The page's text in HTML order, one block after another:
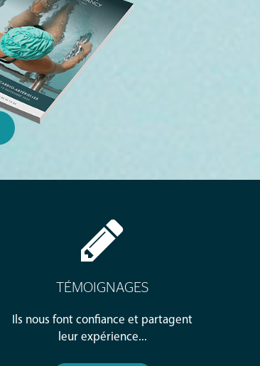
TÉMOIGNAGES
Ils nous font confiance et partagent
leur expérience...